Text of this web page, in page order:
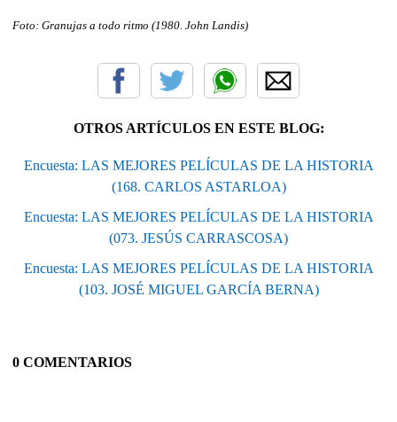
Foto: Granujas a todo ritmo (1980. John Landis)
OTROS ARTÍCULOS EN ESTE BLOG:
Encuesta: LAS MEJORES PELÍCULAS DE LA HISTORIA
(168. CARLOS ASTARLOA)
Encuesta: LAS MEJORES PELÍCULAS DE LA HISTORIA
(073. JESÚS CARRASCOSA)
Encuesta: LAS MEJORES PELÍCULAS DE LA HISTORIA
(103. JOSÉ MIGUEL GARCÍA BERNA)
0 COMENTARIOS